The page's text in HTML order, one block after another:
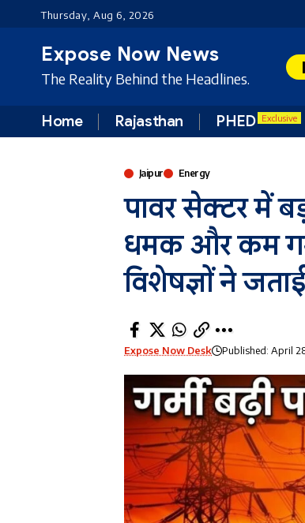
Thursday, Aug 6, 2026
Expose Now News
The Reality Behind the Headlines.
Home Rajasthan PHED Exclusive
Jaipur Energy
पावर सेक्टर में
धमक और कम
विशेषज्ञों ने
Expose Now Desk Published: April